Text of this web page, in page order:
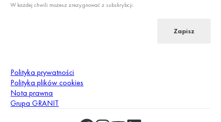
W każdej chwili możesz zrezygnować z subskrybcji.
Zapisz
Polityka prywatności
Polityka plików cookies
Nota prawna
Grupa GRANIT